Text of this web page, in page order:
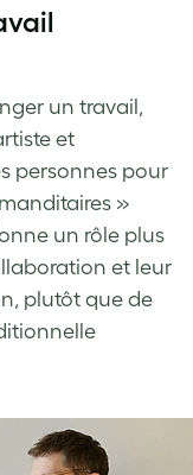
un travail,
et
personnes pour
»
un rôle plus
et leur
plutôt que de